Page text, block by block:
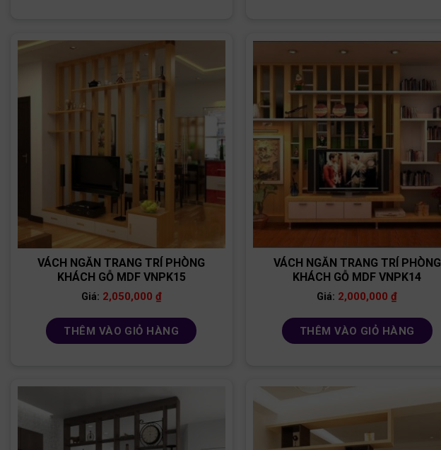
VÁCH NGĂN TRANG TRÍ PHÒNG
KHÁCH GỖ MDF VNPK15
Giá: 2,050,000 ₫
THÊM VÀO GIỎ HÀNG
VÁCH NGĂN TRANG TRÍ PHÒNG
KHÁCH GỖ MDF VNPK14
Giá: 2,000,000₫
THÊM VÀO GIỎ HÀNG